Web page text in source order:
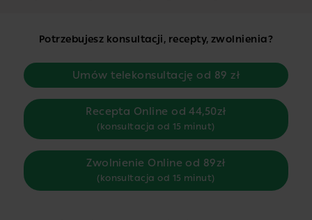
Potrzebujesz konsultacji, recepty, zwolnienia?
Umów telekonsultację od 89 zł
Recepta Online od 44,50zł
(konsultacja od 15 minut)
Zwolnienie Online od 89zł
(konsultacja od 15 minut)